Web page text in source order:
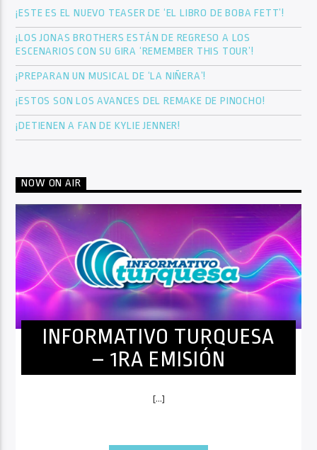
¡ESTE ES EL NUEVO TEASER DE ‘EL LIBRO DE BOBA FETT’!
¡LOS JONAS BROTHERS ESTÁN DE REGRESO A LOS
ESCENARIOS CON SU GIRA ‘REMEMBER THIS TOUR’!
¡PREPARAN UN MUSICAL DE ‘LA NIÑERA’!
¡ESTOS SON LOS AVANCES DEL REMAKE DE PINOCHO!
¡DETIENEN A FAN DE KYLIE JENNER!
NOW ON AIR
INFORMATIVO TURQUESA
– 1RA EMISIÓN
[...]